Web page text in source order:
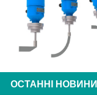
ОСТАННІ НОВИНИ